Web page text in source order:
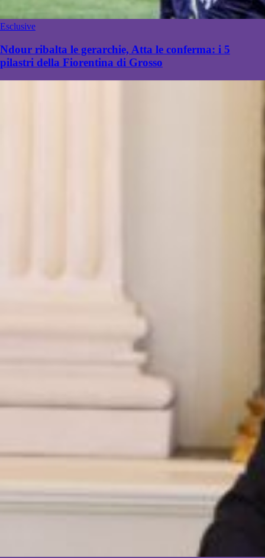
Esclusive
Ndour ribalta le gerarchie, Atta le conferma: i 5
pilastri della Fiorentina di Grosso